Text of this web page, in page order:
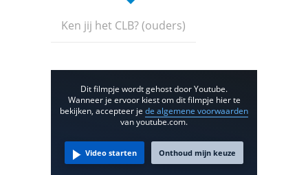
Ken jij het CLB? (ouders)
Dit filmpje wordt gehost door Youtube.
Wanneer je ervoor kiest om dit filmpje hier te
bekijken, accepteer je de algemene voorwaarden
van youtube.com.
Video starten Onthoud mijn keuze